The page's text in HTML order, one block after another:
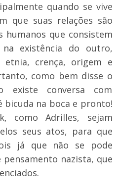
quando se vive
que suas relações são
humanos que consistem
existência do outro,
etnia, crença, origem e
como bem disse o
existe conversa com
bicuda na boca e pronto!
como Adrilles, sejam
seus atos, para que
já que não se pode
nazista, que